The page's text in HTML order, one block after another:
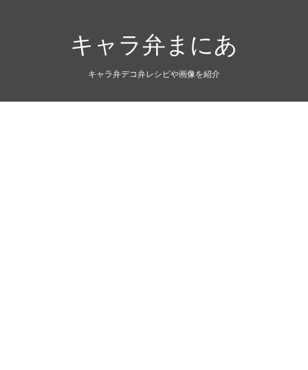
キャラ弁まにあ
キャラ弁デコ弁レシピや画像を紹介